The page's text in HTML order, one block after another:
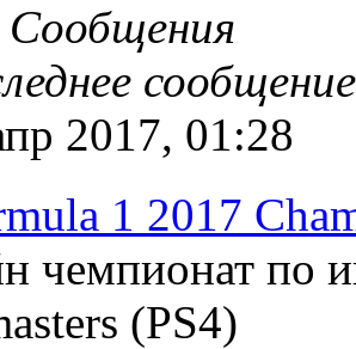
Сообщения
сообщение
2017, 01:28
1 2017
чемпионат по
(PS4)